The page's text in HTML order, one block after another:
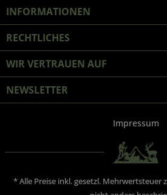
INFORMATIONEN
RECHTLICHES
WIR VERTRAUEN AUF
NEWSLETTER
Impressum
* Alle Preise inkl. gesetzl. Mehrwertsteuer